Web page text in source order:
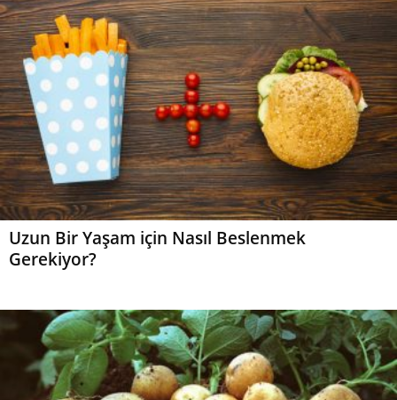
Uzun Bir Yaşam için Nasıl Beslenmek
Gerekiyor?